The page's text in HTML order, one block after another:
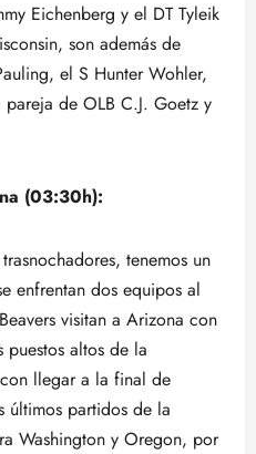
Eichenberg y el DT Tyleik
son además de
el S Hunter Wohler,
de OLB C.J. Goetz y
(03:30h):
tenemos un
enfrentan dos equipos al
visitan a Arizona con
altos de la
llegar a la final de
últimos partidos de la
Washington y Oregon, por